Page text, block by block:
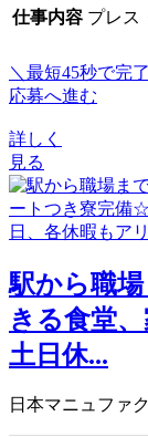
仕事内容 プレス
＼最短45秒で完
応募へ進む
詳しく
見る
駅から職
きる食堂
土日休...
日本マニュファ